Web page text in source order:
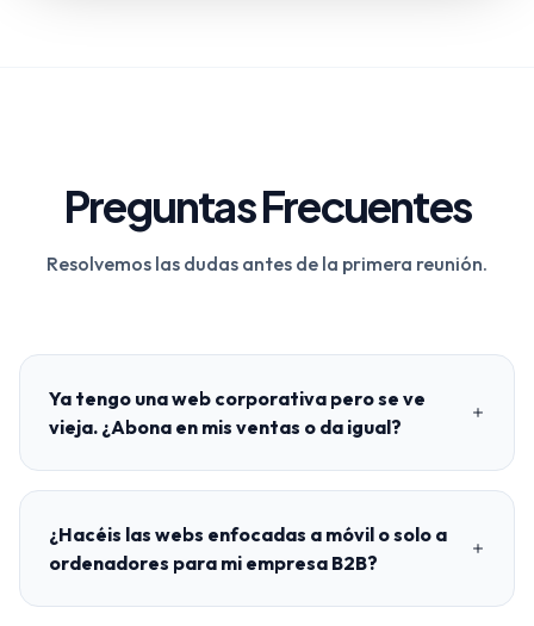
Preguntas Frecuentes
Resolvemos las dudas antes de la primera reunión.
Ya tengo una web corporativa pero se ve
vieja. ¿Abona en mis ventas o da igual?
¿Hacéis las webs enfocadas a móvil o solo a
ordenadores para mi empresa B2B?